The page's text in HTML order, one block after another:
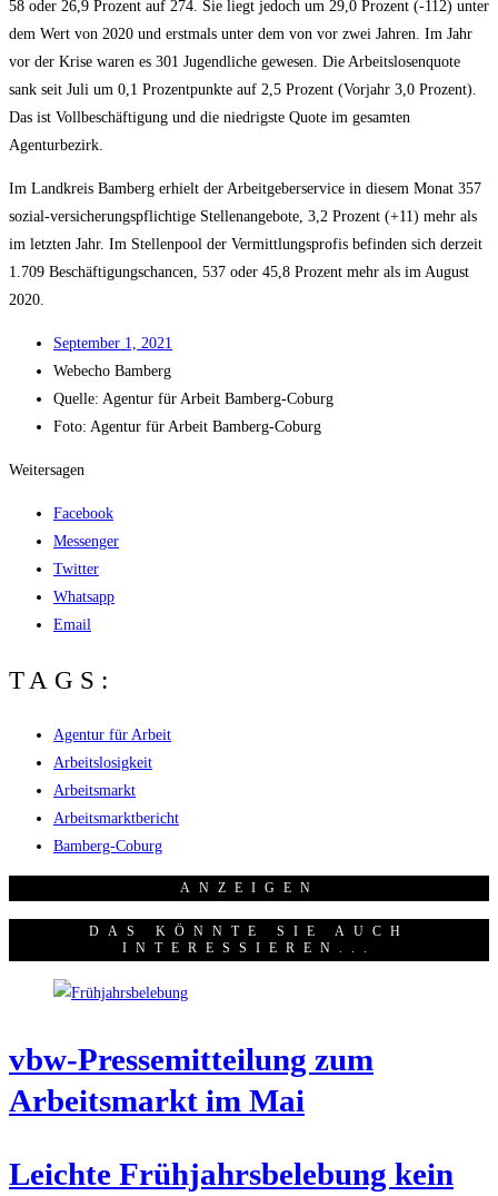
58 oder 26,9 Pro­zent auf 274. Sie liegt jedoch um 29,0 Pro­zent (-112) unter
dem Wert von 2020 und erst­mals unter dem von vor zwei Jah­ren. Im Jahr
vor der Kri­se waren es 301 Jugend­li­che gewe­sen. Die Arbeits­lo­sen­quo­te
sank seit Juli um 0,1 Pro­zent­punk­te auf 2,5 Pro­zent (Vor­jahr 3,0 Pro­zent).
Das ist Voll­be­schäf­ti­gung und die nied­rigs­te Quo­te im gesam­ten
Agenturbezirk.
Im Land­kreis Bam­berg erhielt der Arbeit­ge­ber­ser­vice in die­sem Monat 357
sozi­al-ver­si­che­rungs­pflich­ti­ge Stel­len­an­ge­bo­te, 3,2 Pro­zent (+11) mehr als
im letz­ten Jahr. Im Stel­len­pool der Ver­mitt­lungs­pro­fis befin­den sich der­zeit
1.709 Beschäf­ti­gungs­chan­cen, 537 oder 45,8 Pro­zent mehr als im August
2020.
Sep­tem­ber 1, 2021
Web­echo Bamberg
Quel­le: Agen­tur für Arbeit Bamberg-Coburg
Foto: Agen­tur für Arbeit Bamberg-Coburg
Weitersagen
Facebook
Messenger
Twitter
Whatsapp
Email
TAGS:
Agentur für Arbeit
Arbeitslosigkeit
Arbeitsmarkt
Arbeitsmarktbericht
Bamberg-Coburg
ANZEI­GEN
DAS KÖNNTE SIE AUCH
INTERESSIEREN...
vbw-Pres­se­mit­tei­lung zum
Arbeits­markt im Mai
Leich­te Früh­jahrs­be­le­bung kein